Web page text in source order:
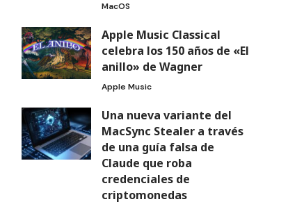
MacOS
Apple Music Classical
celebra los 150 años de «El
anillo» de Wagner
Apple Music
Una nueva variante del
MacSync Stealer a través
de una guía falsa de
Claude que roba
credenciales de
criptomonedas